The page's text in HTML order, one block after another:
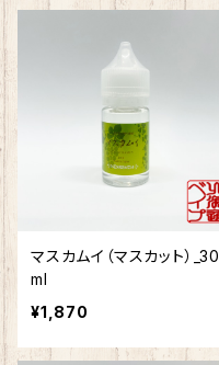
マスカムイ（マスカット）_30
ml
¥1,870